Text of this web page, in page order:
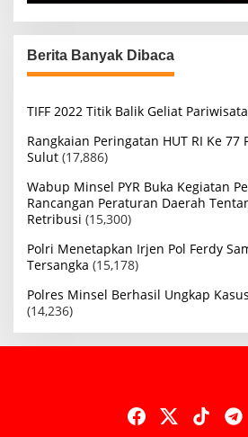
Berita Banyak Dibaca
TIFF 2022 Titik Balik Geliat
Rangkaian Peringatan HUT RI Ke
Sulut (17,886)
Wabup Minsel PYR Buka Kegiatan
Rancangan Peraturan Daerah
Retribusi (15,300)
Polri Menetapkan Irjen Pol Ferdy
Tersangka (15,178)
Polres Minsel Berhasil Ungkap
(14,236)